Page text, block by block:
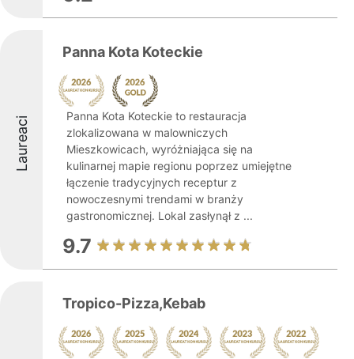
Laureaci
Panna Kota Koteckie
Panna Kota Koteckie to restauracja
zlokalizowana w malowniczych
Mieszkowicach, wyróżniająca się na
kulinarnej mapie regionu poprzez umiejętne
łączenie tradycyjnych receptur z
nowoczesnymi trendami w branży
gastronomicznej. Lokal zasłynął z ...
9.7
Tropico-Pizza,Kebab